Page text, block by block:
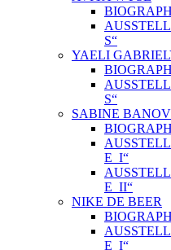
S“
YAELI
S“
SABINE
E_I“
E_II“
NIKE DE BEER
E_I“